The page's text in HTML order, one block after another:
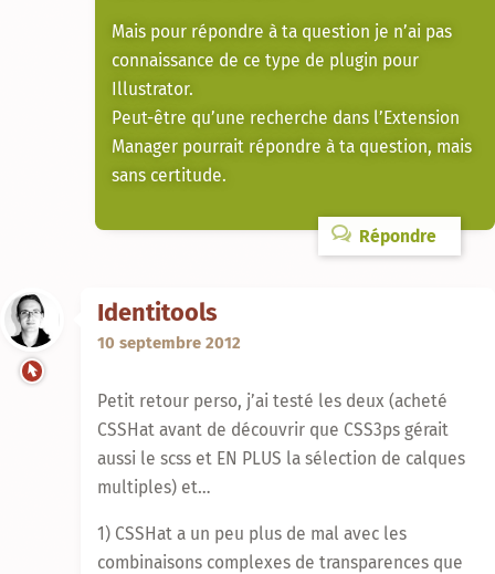
Mais pour répondre à ta question je n’ai pas
connaissance de ce type de plugin pour
Illustrator.
Peut-être qu’une recherche dans l’Extension
Manager pourrait répondre à ta question, mais
sans certitude.
Répondre
Identitools
10 septembre 2012
Petit retour perso, j’ai testé les deux (acheté
CSSHat avant de découvrir que CSS3ps gérait
aussi le scss et EN PLUS la sélection de calques
multiples) et…
1) CSSHat a un peu plus de mal avec les
combinaisons complexes de transparences que